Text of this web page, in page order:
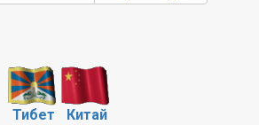
Тибет Китай